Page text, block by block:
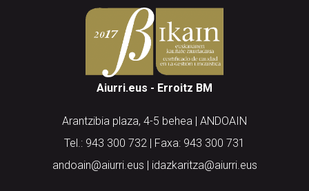
Aiurri.eus - Erroitz BM
Arantzibia plaza, 4-5 behea | ANDOAIN
Tel.: 943 300 732 | Faxa: 943 300 731
andoain@aiurri.eus | idazkaritza@aiurri.eus